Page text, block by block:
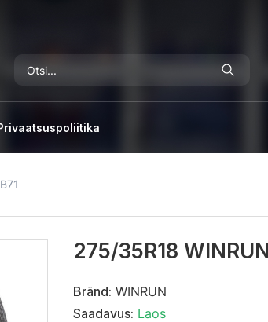
275/35R18
Bränd: WINRUN
Saadavus: Laos